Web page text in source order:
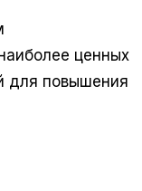
ценных
для повышения